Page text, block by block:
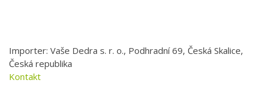
Importer: Vaše Dedra s. r. o., Podhradní 69, Česká Skalice,
Česká republika
Kontakt